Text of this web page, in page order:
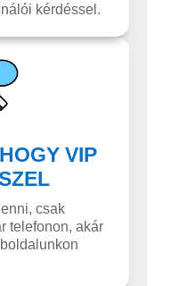
VIP
csak
telefonon, akár
kérdéssel.